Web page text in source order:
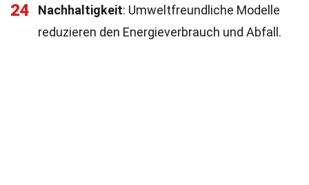
24 Nachhaltigkeit: Umweltfreundliche Modelle
reduzieren den Energieverbrauch und Abfall.